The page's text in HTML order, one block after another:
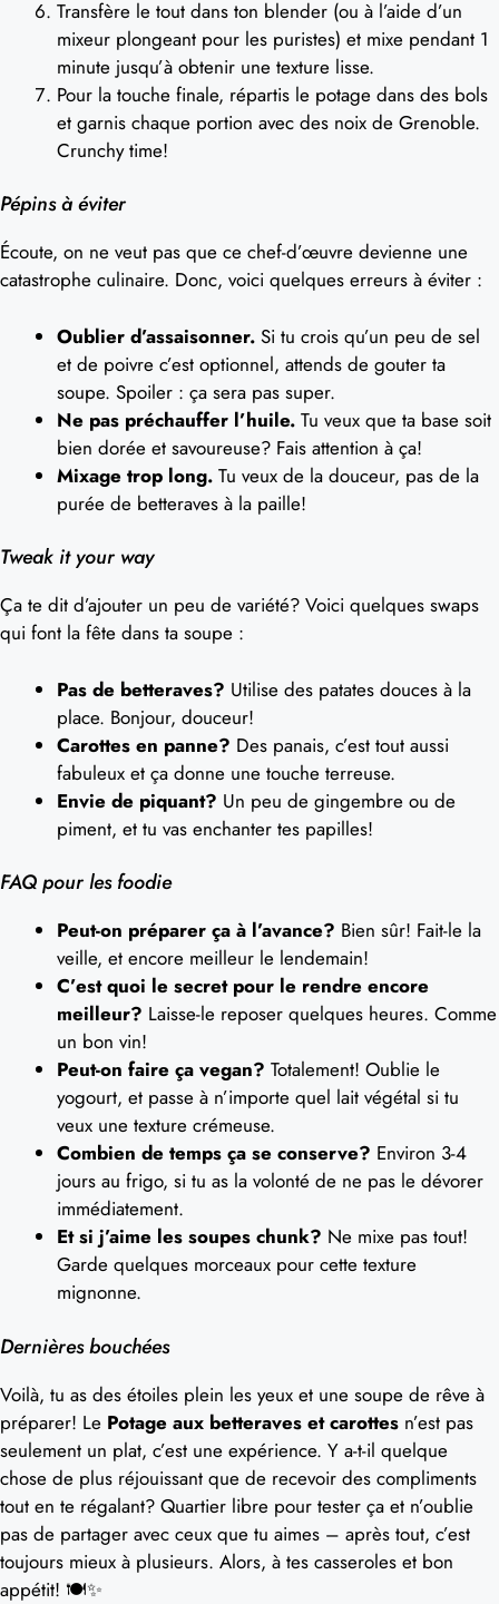
Transfère le tout dans ton blender (ou à l’aide d’un
mixeur plongeant pour les puristes) et mixe pendant 1
minute jusqu’à obtenir une texture lisse.
Pour la touche finale, répartis le potage dans des bols
et garnis chaque portion avec des noix de Grenoble.
Crunchy time!
Pépins à éviter
Écoute, on ne veut pas que ce chef-d’œuvre devienne une
catastrophe culinaire. Donc, voici quelques erreurs à éviter :
Oublier d’assaisonner. Si tu crois qu’un peu de sel
et de poivre c’est optionnel, attends de gouter ta
soupe. Spoiler : ça sera pas super.
Ne pas préchauffer l’huile. Tu veux que ta base soit
bien dorée et savoureuse? Fais attention à ça!
Mixage trop long. Tu veux de la douceur, pas de la
purée de betteraves à la paille!
Tweak it your way
Ça te dit d’ajouter un peu de variété? Voici quelques swaps
qui font la fête dans ta soupe :
Pas de betteraves? Utilise des patates douces à la
place. Bonjour, douceur!
Carottes en panne? Des panais, c’est tout aussi
fabuleux et ça donne une touche terreuse.
Envie de piquant? Un peu de gingembre ou de
piment, et tu vas enchanter tes papilles!
FAQ pour les foodie
Peut-on préparer ça à l’avance? Bien sûr! Fait-le la
veille, et encore meilleur le lendemain!
C’est quoi le secret pour le rendre encore
meilleur? Laisse-le reposer quelques heures. Comme
un bon vin!
Peut-on faire ça vegan? Totalement! Oublie le
yogourt, et passe à n’importe quel lait végétal si tu
veux une texture crémeuse.
Combien de temps ça se conserve? Environ 3-4
jours au frigo, si tu as la volonté de ne pas le dévorer
immédiatement.
Et si j’aime les soupes chunk? Ne mixe pas tout!
Garde quelques morceaux pour cette texture
mignonne.
Dernières bouchées
Voilà, tu as des étoiles plein les yeux et une soupe de rêve à
préparer! Le Potage aux betteraves et carottes n’est pas
seulement un plat, c’est une expérience. Y a-t-il quelque
chose de plus réjouissant que de recevoir des compliments
tout en te régalant? Quartier libre pour tester ça et n’oublie
pas de partager avec ceux que tu aimes – après tout, c’est
toujours mieux à plusieurs. Alors, à tes casseroles et bon
appétit! 🍽️✨